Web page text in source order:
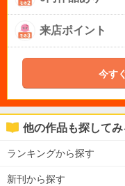
来店ポイント
今す
他の作品も探してみ
ランキングから探す
新刊から探す